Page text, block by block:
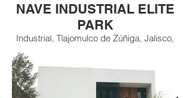
NAVE INDUSTRIAL ELITE
PARK
Industrial, Tlajomulco de Zúñiga, Jalisco,